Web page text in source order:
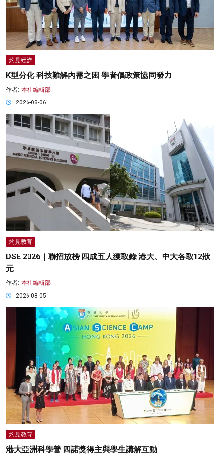
灼見經濟
K型分化 科技難解內需之困 學者倡政策協同發力
作者: 本社編輯部
2026-08-06
灼見教育
DSE 2026｜聯招放榜 四成五人獲取錄 港大、中大各取12狀
元
作者: 本社編輯部
2026-08-05
灼見教育
港大亞洲科學營 四諾獎得主與學生講解互動